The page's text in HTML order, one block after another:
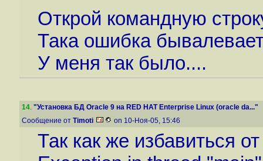
Открой командную
Така ошибка
У меня так было....
14. "Установка БД Oracle 9 на RED HAT Enterprise Linux (oracle da..."
Сообщение от Timoti on 10-Ноя-05, 15:46
Так как же избавиться